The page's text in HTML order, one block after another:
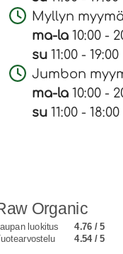
Myllyn
ma-la 10:00 -
su 11:00 - 19:00
Jumbon
ma-la 10:00 -
su 11:00 - 18:00
Organic
luokitus
4.76 / 5
4.54 / 5